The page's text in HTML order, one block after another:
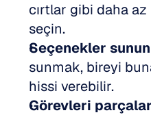
cırtlar gibi daha
seçin.
Seçenekler
sunmak, bireyi
hissi verebilir.
Görevleri